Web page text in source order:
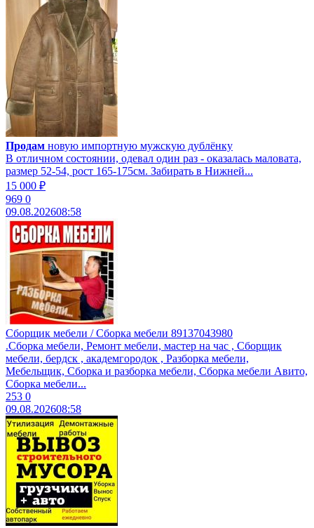
Продам новую импортную мужскую дублёнку
В отличном состоянии, одевал один раз - оказалась маловата,
размер 52-54, рост 165-175см. Забирать в Нижней...
15 000 ₽
969 0
09.08.202608:58
Сборщик мебели / Сборка мебели 89137043980
.Сборкa мeбели, Peмонт мебели, маcтеp на час , Cбоpщик
мeбели, бepдcк , aкaдeмгородoк , Pазбoркa мeбели,
Mебeльщик, Cбоpка и рaзборкa мeбели, Cбоpка мебели Aвитo,
Cбoрка мeбели...
253 0
09.08.202608:58